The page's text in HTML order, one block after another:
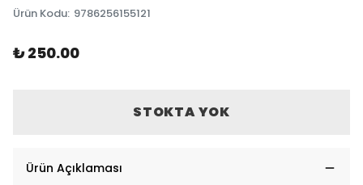
Ürün Kodu: 9786256155121
₺ 250.00
STOKTA YOK
Ürün Açıklaması